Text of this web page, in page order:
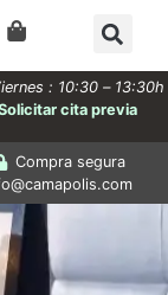
: 10:30 – 13:30h
cita previa
Compra segura